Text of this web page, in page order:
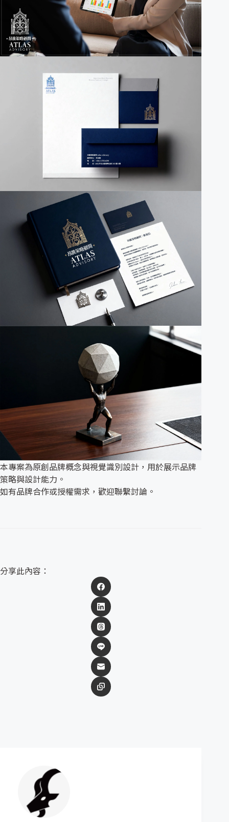
本專案為原創品牌概念與視覺識別設計，用於展示品牌
策略與設計能力。
如有品牌合作或授權需求，歡迎聯繫討論。
分享此內容：